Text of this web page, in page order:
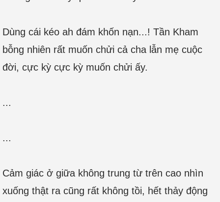
Dùng cái kéo ah đám khốn nạn...! Tần Kham
bỗng nhiên rất muốn chửi cả cha lẫn mẹ cuộc
đời, cực kỳ cực kỳ muốn chửi ấy.
...
...
Cảm giác ở giữa không trung từ trên cao nhìn
xuống thật ra cũng rất không tồi, hết thảy động